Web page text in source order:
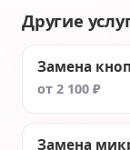
Другие
Замена
от 2 100 ₽
Замена